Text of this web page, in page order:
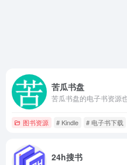
苦瓜书盘
图书资源 # Kindle # 电子书下载
24h搜书